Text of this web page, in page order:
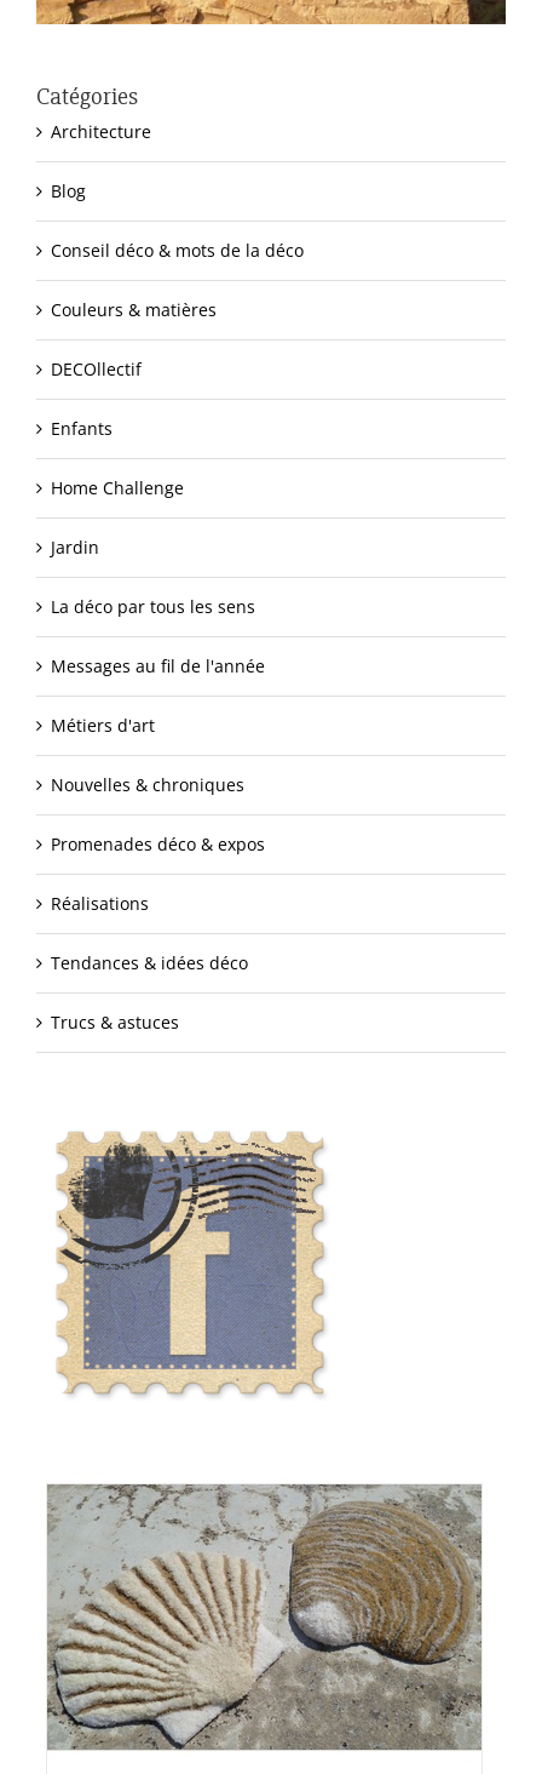
Catégories
Architecture
Blog
Conseil déco & mots de la déco
Couleurs & matières
DECOllectif
Enfants
Home Challenge
Jardin
La déco par tous les sens
Messages au fil de l'année
Métiers d'art
Nouvelles & chroniques
Promenades déco & expos
Réalisations
Tendances & idées déco
Trucs & astuces